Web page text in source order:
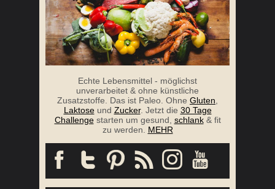
Echte Lebensmittel - möglichst
unverarbeitet & ohne künstliche
Zusatzstoffe. Das ist Paleo. Ohne Gluten
Laktoseund Zucker. Jetzt die 30 Tage
Challengestarten um gesund, schlank& fit
zu werden. MEHR